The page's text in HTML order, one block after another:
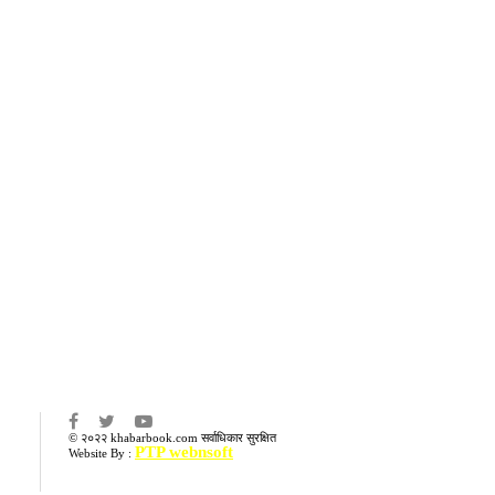
© २०२२ khabarbook.com सर्वाधिकार सुरक्षित
Website By : PTP webnsoft